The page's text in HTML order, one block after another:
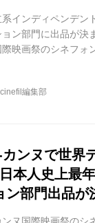
インディペンデン
ン部門に出品が
映画祭のシネフォ
ポートで緊急連載
赤な星』の若き映
cinefil編集部
ンヌで世界
日本人史上最
部門出品が